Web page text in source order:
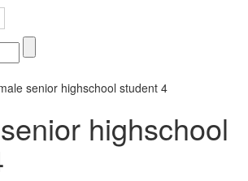
senior highschool student 4
highschool